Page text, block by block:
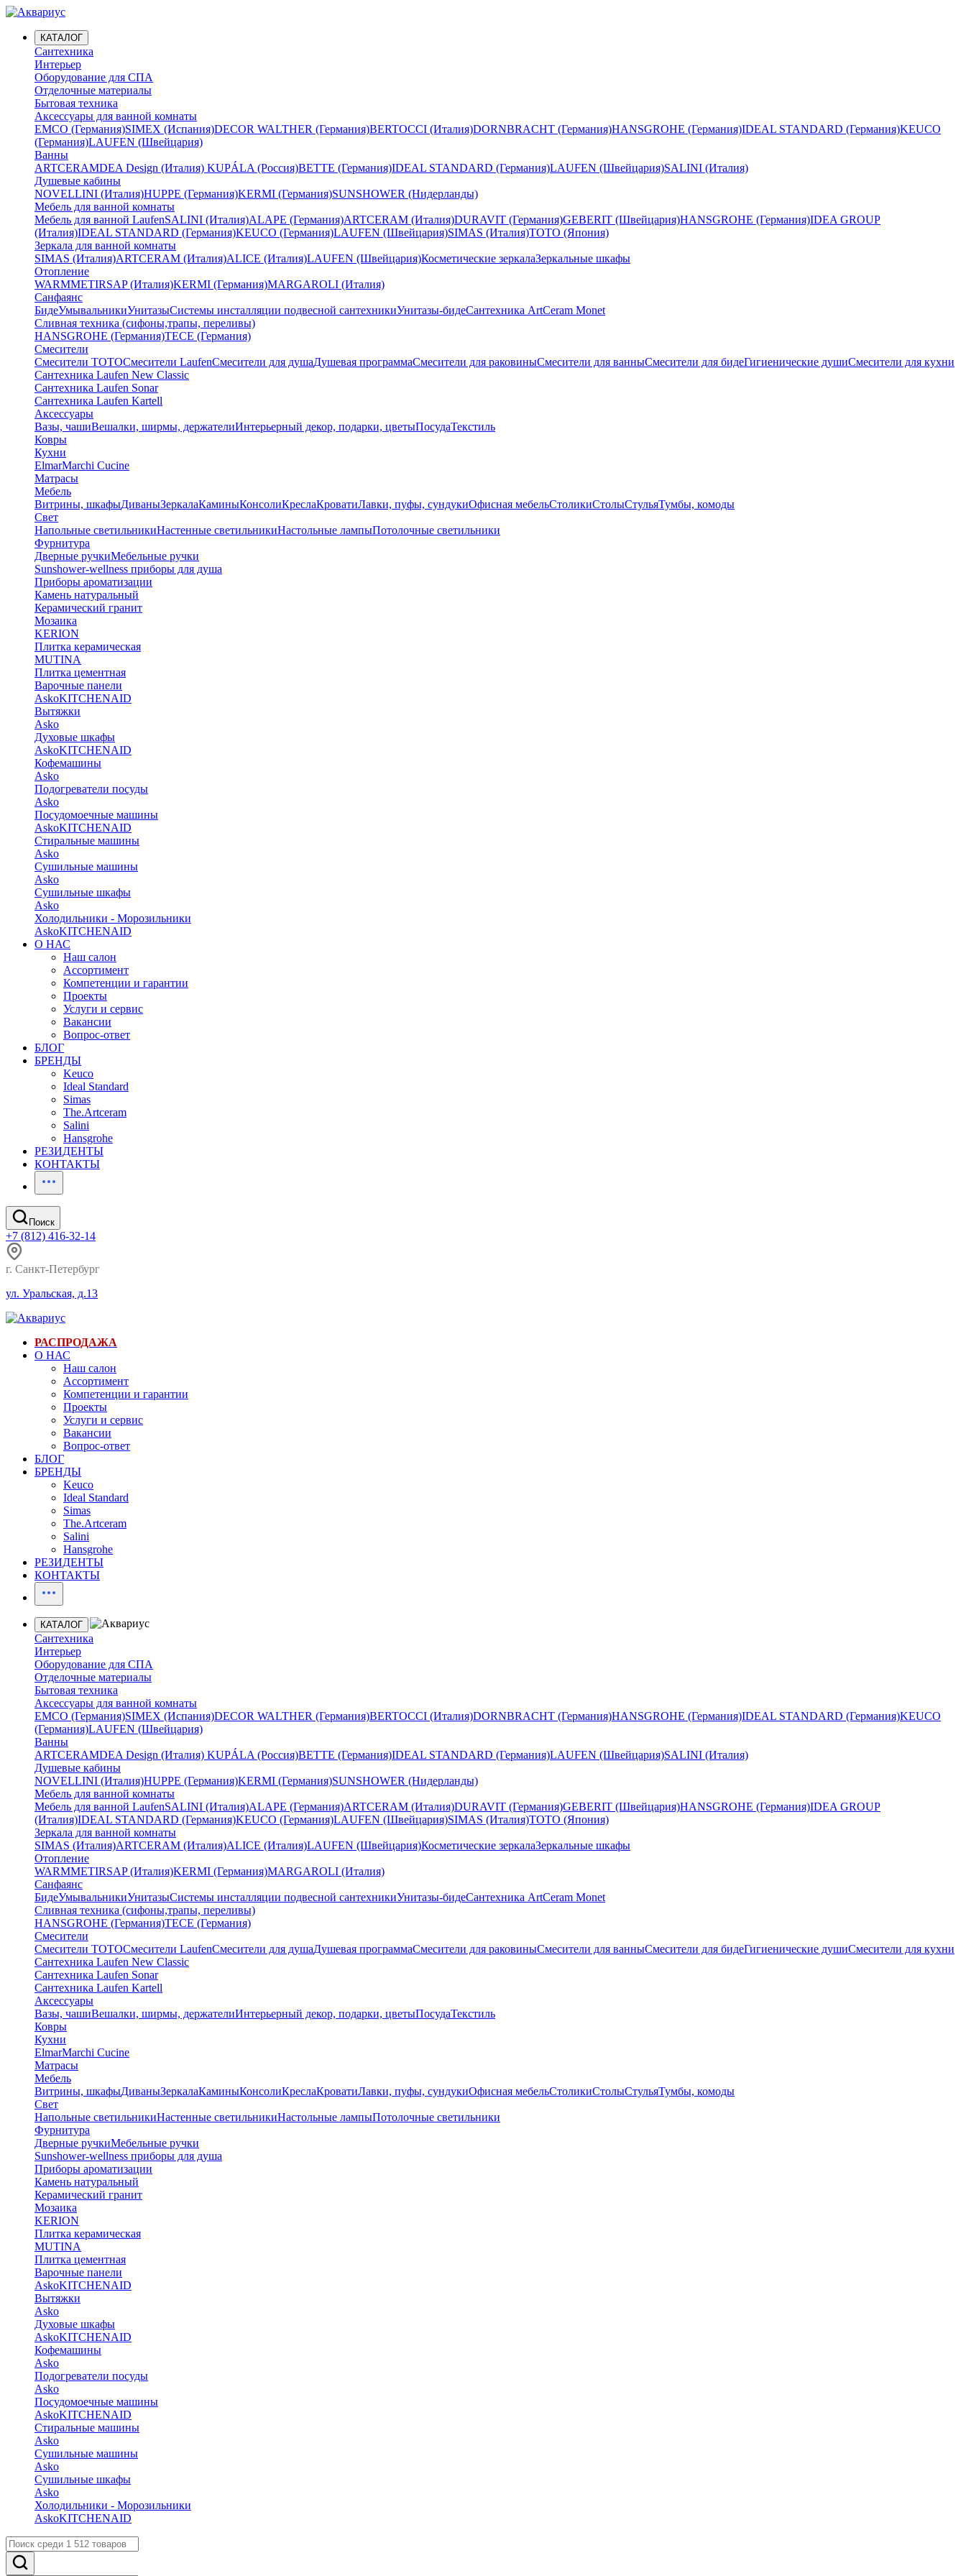
КАТАЛОГ
Сантехника
Интерьер
Оборудование для СПА
Отделочные материалы
Бытовая техника
Аксессуары для ванной комнаты
EMCO (Германия)SIMEX (Испания)DECOR WALTHER (Германия)BERTOCCI (Италия)DORNBRACHT (Германия)HANSGROHE (Германия)IDEAL STANDARD (Германия)KEUCO
(Германия)LAUFEN (Швейцария)
Ванны
ARTCERAMDEA Design (Италия) KUPÁLA (Россия)BETTE (Германия)IDEAL STANDARD (Германия)LAUFEN (Швейцария)SALINI (Италия)
Душевые кабины
NOVELLINI (Италия)HUPPE (Германия)KERMI (Германия)SUNSHOWER (Нидерланды)
Мебель для ванной комнаты
Мебель для ванной LaufenSALINI (Италия)ALAPE (Германия)ARTCERAM (Италия)DURAVIT (Германия)GEBERIT (Швейцария)HANSGROHE (Германия)IDEA GROUP
(Италия)IDEAL STANDARD (Германия)KEUCO (Германия)LAUFEN (Швейцария)SIMAS (Италия)TOTO (Япония)
Зеркала для ванной комнаты
SIMAS (Италия)ARTCERAM (Италия)ALICE (Италия)LAUFEN (Швейцария)Косметические зеркалаЗеркальные шкафы
Отопление
WARMMETIRSAP (Италия)KERMI (Германия)MARGAROLI (Италия)
Санфаянс
БидеУмывальникиУнитазыСистемы инсталляции подвесной сантехникиУнитазы-бидеСантехника ArtCeram Monet
Сливная техника (сифоны,трапы, переливы)
HANSGROHE (Германия)TECE (Германия)
Смесители
Смесители TOTOСмесители LaufenСмесители для душаДушевая программаСмесители для раковиныСмесители для ванныСмесители для бидеГигиенические душиСмесители для кухни
Сантехника Laufen New Classic
Сантехника Laufen Sonar
Сантехника Laufen Kartell
Аксессуары
Вазы, чашиВешалки, ширмы, держателиИнтерьерный декор, подарки, цветыПосудаТекстиль
Ковры
Кухни
ElmarMarchi Cucine
Матрасы
Мебель
Витрины, шкафыДиваныЗеркалаКаминыКонсолиКреслаКроватиЛавки, пуфы, сундукиОфисная мебельСтоликиСтолыСтульяТумбы, комоды
Свет
Напольные светильникиНастенные светильникиНастольные лампыПотолочные светильники
Фурнитура
Дверные ручкиМебельные ручки
Sunshower-wellness приборы для душа
Приборы ароматизации
Камень натуральный
Керамический гранит
Мозаика
KERION
Плитка керамическая
MUTINA
Плитка цементная
Варочные панели
AskoKITCHENAID
Вытяжки
Asko
Духовые шкафы
AskoKITCHENAID
Кофемашины
Asko
Подогреватели посуды
Asko
Посудомоечные машины
AskoKITCHENAID
Стиральные машины
Asko
Сушильные машины
Asko
Сушильные шкафы
Asko
Холодильники - Морозильники
AskoKITCHENAID
О НАС
Наш салон
Ассортимент
Компетенции и гарантии
Проекты
Услуги и сервис
Вакансии
Вопрос-ответ
БЛОГ
БРЕНДЫ
Keuco
Ideal Standard
Simas
The.Artceram
Salini
Hansgrohe
РЕЗИДЕНТЫ
КОНТАКТЫ
Поиск
+7 (812) 416-32-14
г. Санкт-Петербург
ул. Уральская, д.13
РАСПРОДАЖА
О НАС
Наш салон
Ассортимент
Компетенции и гарантии
Проекты
Услуги и сервис
Вакансии
Вопрос-ответ
БЛОГ
БРЕНДЫ
Keuco
Ideal Standard
Simas
The.Artceram
Salini
Hansgrohe
РЕЗИДЕНТЫ
КОНТАКТЫ
КАТАЛОГ
Сантехника
Интерьер
Оборудование для СПА
Отделочные материалы
Бытовая техника
Аксессуары для ванной комнаты
EMCO (Германия)SIMEX (Испания)DECOR WALTHER (Германия)BERTOCCI (Италия)DORNBRACHT (Германия)HANSGROHE (Германия)IDEAL STANDARD (Германия)KEUCO
(Германия)LAUFEN (Швейцария)
Ванны
ARTCERAMDEA Design (Италия) KUPÁLA (Россия)BETTE (Германия)IDEAL STANDARD (Германия)LAUFEN (Швейцария)SALINI (Италия)
Душевые кабины
NOVELLINI (Италия)HUPPE (Германия)KERMI (Германия)SUNSHOWER (Нидерланды)
Мебель для ванной комнаты
Мебель для ванной LaufenSALINI (Италия)ALAPE (Германия)ARTCERAM (Италия)DURAVIT (Германия)GEBERIT (Швейцария)HANSGROHE (Германия)IDEA GROUP
(Италия)IDEAL STANDARD (Германия)KEUCO (Германия)LAUFEN (Швейцария)SIMAS (Италия)TOTO (Япония)
Зеркала для ванной комнаты
SIMAS (Италия)ARTCERAM (Италия)ALICE (Италия)LAUFEN (Швейцария)Косметические зеркалаЗеркальные шкафы
Отопление
WARMMETIRSAP (Италия)KERMI (Германия)MARGAROLI (Италия)
Санфаянс
БидеУмывальникиУнитазыСистемы инсталляции подвесной сантехникиУнитазы-бидеСантехника ArtCeram Monet
Сливная техника (сифоны,трапы, переливы)
HANSGROHE (Германия)TECE (Германия)
Смесители
Смесители TOTOСмесители LaufenСмесители для душаДушевая программаСмесители для раковиныСмесители для ванныСмесители для бидеГигиенические душиСмесители для кухни
Сантехника Laufen New Classic
Сантехника Laufen Sonar
Сантехника Laufen Kartell
Аксессуары
Вазы, чашиВешалки, ширмы, держателиИнтерьерный декор, подарки, цветыПосудаТекстиль
Ковры
Кухни
ElmarMarchi Cucine
Матрасы
Мебель
Витрины, шкафыДиваныЗеркалаКаминыКонсолиКреслаКроватиЛавки, пуфы, сундукиОфисная мебельСтоликиСтолыСтульяТумбы, комоды
Свет
Напольные светильникиНастенные светильникиНастольные лампыПотолочные светильники
Фурнитура
Дверные ручкиМебельные ручки
Sunshower-wellness приборы для душа
Приборы ароматизации
Камень натуральный
Керамический гранит
Мозаика
KERION
Плитка керамическая
MUTINA
Плитка цементная
Варочные панели
AskoKITCHENAID
Вытяжки
Asko
Духовые шкафы
AskoKITCHENAID
Кофемашины
Asko
Подогреватели посуды
Asko
Посудомоечные машины
AskoKITCHENAID
Стиральные машины
Asko
Сушильные машины
Asko
Сушильные шкафы
Asko
Холодильники - Морозильники
AskoKITCHENAID